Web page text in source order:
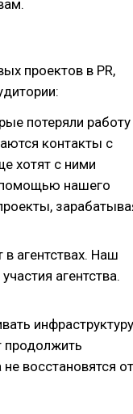
проектов в PR,
потеряли работу
контакты с
хотят с ними
помощью нашего
агентствах. Наш
агентства.
продолжить
восстановятся от